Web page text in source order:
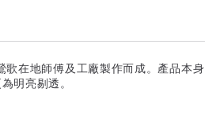
在地師傅及工廠製作而成。產品本身
明亮剔透。